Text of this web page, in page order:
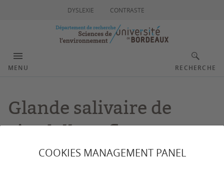
COOKIES MANAGEMENT PANEL
DYSLEXIE CONTRASTE
MENU RECHERCHE
Glande salivaire de
cicadelle et flavescence
dorée